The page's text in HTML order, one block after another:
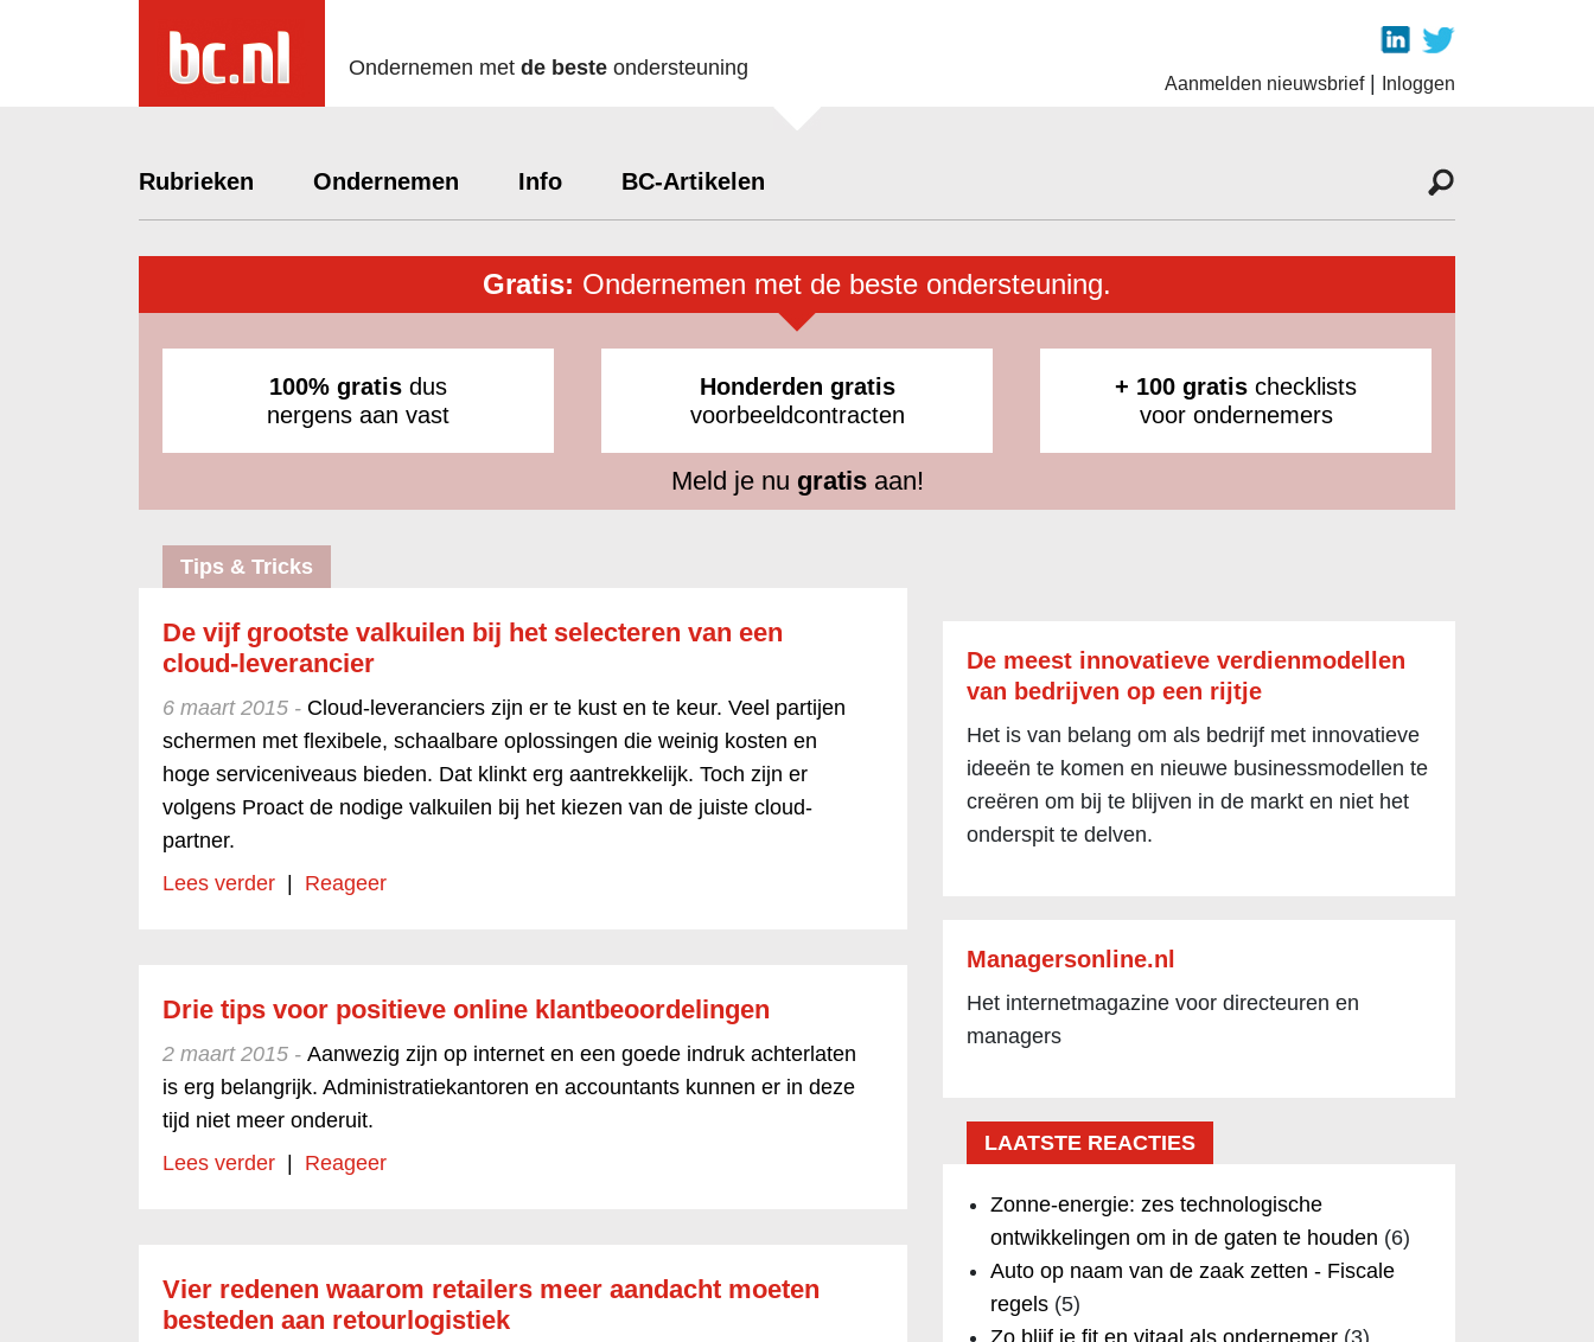
Ondernemen met de beste ondersteuning
Aanmelden nieuwsbrief| Inloggen
Rubrieken Ondernemen Info BC-Artikelen
Gratis: Ondernemen met de beste ondersteuning.
100% gratis dus
nergens aan vast
Honderden gratis
voorbeeldcontracten
+ 100 gratis checklists
voor ondernemers
Meld je nu gratisaan!
Tips & Tricks
De vijf grootste valkuilen bij het selecteren van een
cloud-leverancier
6 maart 2015 - Cloud-leveranciers zijn er te kust en te keur. Veel partijen
schermen met flexibele, schaalbare oplossingen die weinig kosten en
hoge serviceniveaus bieden. Dat klinkt erg aantrekkelijk. Toch zijn er
volgens Proact de nodige valkuilen bij het kiezen van de juiste cloud-
partner.
Lees verder
Reageer
Drie tips voor positieve online klantbeoordelingen
2 maart 2015 - Aanwezig zijn op internet en een goede indruk achterlaten
is erg belangrijk. Administratiekantoren en accountants kunnen er in deze
tijd niet meer onderuit.
Lees verder
Reageer
Vier redenen waarom retailers meer aandacht moeten
besteden aan retourlogistiek
De meest innovatieve verdienmodellen
van bedrijven op een rijtje
Het is van belang om als bedrijf met innovatieve
ideeën te komen en nieuwe businessmodellen te
creëren om bij te blijven in de markt en niet het
onderspit te delven.
Managersonline.nl
Het internetmagazine voor directeuren en
managers
LAATSTE REACTIES
Zonne-energie: zes technologische
ontwikkelingen om in de gaten te houden (6)
Auto op naam van de zaak zetten - Fiscale
regels(5)